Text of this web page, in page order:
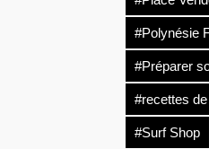
#Polynésie
#Préparer
#recettes
#Surf Shop